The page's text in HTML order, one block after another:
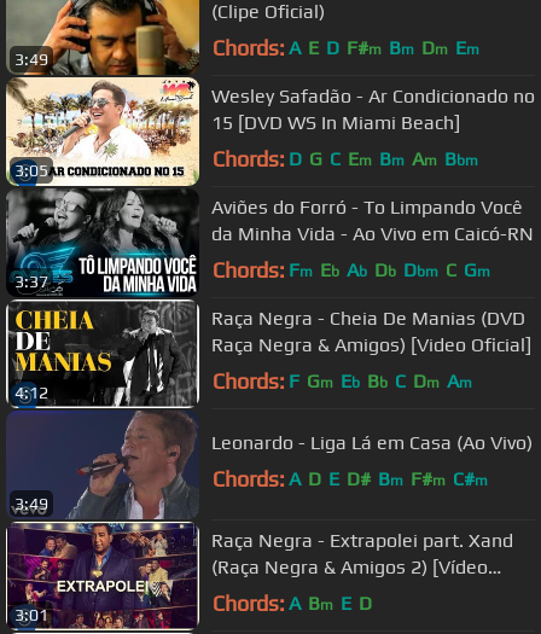
3:49
(Clipe Oficial)
Chords: A E D F#m Bm Dm Em
3:05
Wesley Safadão - Ar Condicionado no
15 [DVD WS In Miami Beach]
Chords: D G C Em Bm Am Bbm
3:37
Aviões do Forró - To Limpando Você
da Minha Vida - Ao Vivo em Caicó-RN
Chords: Fm Eb Ab Db Dbm C Gm
4:12
Raça Negra - Cheia De Manias (DVD
Raça Negra & Amigos) [Video Oficial]
Chords: F Gm Eb Bb C Dm Am
3:49
Leonardo - Liga Lá em Casa (Ao Vivo)
Chords: A D E D# Bm F#m C#m
3:01
Raça Negra - Extrapolei part. Xand
(Raça Negra & Amigos 2) [Vídeo
Oficial]
Chords: A Bm E D